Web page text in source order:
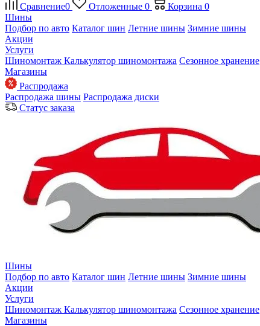
Сравнение0 Отложенные 0 Корзина 0
Шины
Подбор по авто Каталог шин Летние шины Зимние шины
Акции
Услуги
Шиномонтаж Калькулятор шиномонтажа Сезонное хранение
Магазины
Распродажа
Распродажа шины Распродажа диски
Статус заказа
Шины
Подбор по авто Каталог шин Летние шины Зимние шины
Акции
Услуги
Шиномонтаж Калькулятор шиномонтажа Сезонное хранение
Магазины